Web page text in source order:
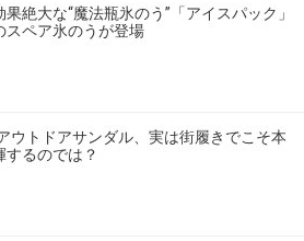
果絶大な“魔法瓶氷のう”「アイスパック」
スペア氷のうが登場
ウトドアサンダル、実は街履きでこそ本
するのでは？